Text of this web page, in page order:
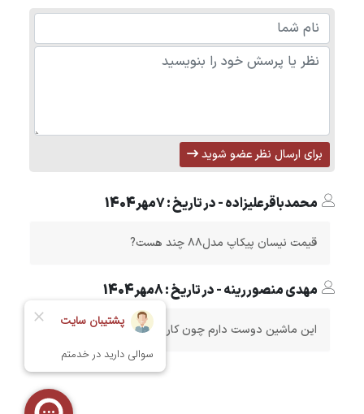
برای ارسال نظر عضو شوید
محمدباقرعلیزاده - در تاریخ : 7مهر1404
قیمت نیسان پیکاپ مدل۸۸ چند هست?
مهدی منصوررینه - در تاریخ : 8مهر1404
این ماشین دوست دارم چون کار من کشاورزی است